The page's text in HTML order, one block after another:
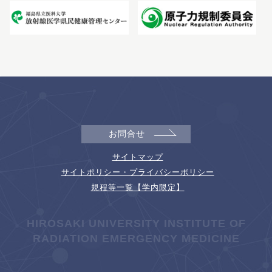
お問合せ
サイトマップ
サイトポリシー・プライバシーポリシー
規程等一覧【学内限定】
HIROSAKI UNIVERSITY INSTITUTE OF
RADIATION EMERGENCY MEDICINE